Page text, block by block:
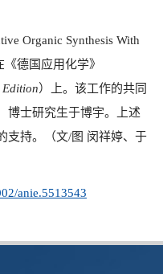
Organic Synthesis With
德国应用化学》
Edition）上。该工作的共同
博士研究生于博宇。上述
支持。（文/图 闵祥婷、于
anie.5513543